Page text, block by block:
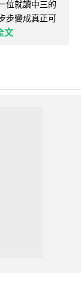
位就讀中三的
步變成真正可
文